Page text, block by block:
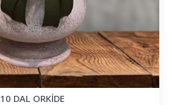
10 DAL ORKİDE